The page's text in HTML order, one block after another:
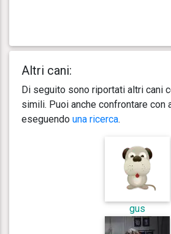
Altri cani:
Di seguito sono riportati altri cani
simili. Puoi anche confrontare con
eseguendo una ricerca.
gus